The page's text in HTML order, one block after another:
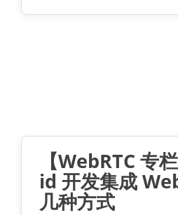
【WebRTC 专
id 开发集成
几种方式